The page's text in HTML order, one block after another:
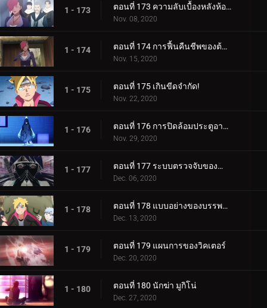
1 - 173 ตอนที่ 173 ความลับเบื้องหลังห้องใต้ดิน
Nov. 08, 2020
1 - 174 ตอนที่ 174 การฟื้นคืนชีพของต้นไม้ศักดิ์สิทธิ์
Nov. 15, 2020
1 - 175 ตอนที่ 175 เกินขีดจำกัด!
Nov. 22, 2020
1 - 176 ตอนที่ 176 การปิดล้อมประตูอาอุน!
Nov. 29, 2020
1 - 177 ตอนที่ 177 ระบบตรวจจับของกำแพงเหล็ก
Dec. 06, 2020
1 - 178 ตอนที่ 178 แบบอย่างของบรรพบุรุษของเรา
Dec. 13, 2020
1 - 179 ตอนที่ 179 แผนการของวิคเตอร์
Dec. 20, 2020
1 - 180 ตอนที่ 180 นักฆ่า มูกิโน่
Dec. 27, 2020